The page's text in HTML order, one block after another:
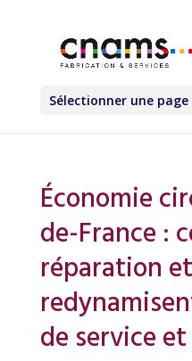
Sélectionner une page
Économie
de-France :
réparation
de service